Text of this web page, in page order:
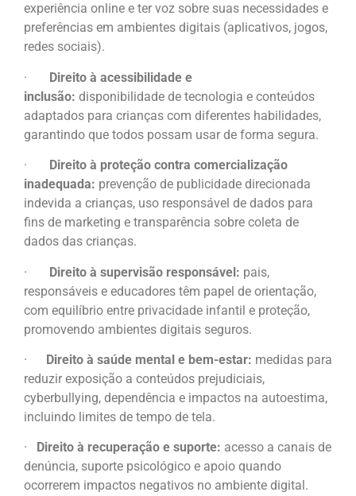
experiência online e ter voz sobre suas necessidades e
preferências em ambientes digitais (aplicativos, jogos,
redes sociais).
· Direito à acessibilidade e
inclusão: disponibilidade de tecnologia e conteúdos
adaptados para crianças com diferentes habilidades,
garantindo que todos possam usar de forma segura.
· Direito à proteção contra comercialização
inadequada: prevenção de publicidade direcionada
indevida a crianças, uso responsável de dados para
fins de marketing e transparência sobre coleta de
dados das crianças.
· Direito à supervisão responsável: pais,
responsáveis e educadores têm papel de orientação,
com equilíbrio entre privacidade infantil e proteção,
promovendo ambientes digitais seguros.
· Direito à saúde mental e bem-estar: medidas para
reduzir exposição a conteúdos prejudiciais,
cyberbullying, dependência e impactos na autoestima,
incluindo limites de tempo de tela.
· Direito à recuperação e suporte: acesso a canais de
denúncia, suporte psicológico e apoio quando
ocorrerem impactos negativos no ambiente digital.